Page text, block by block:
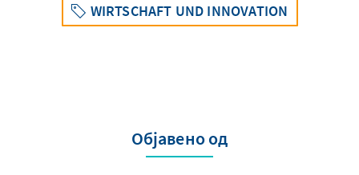
WIRTSCHAFT UND INNOVATION
Објавено од